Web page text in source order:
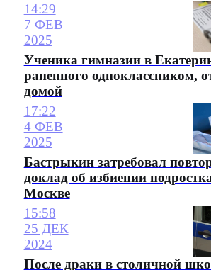
14:29
7 ФЕВ
2025
Ученика гимназии в
раненного одноклассником,
домой
17:22
4 ФЕВ
2025
Бастрыкин затребовал
доклад об избиении
Москве
15:58
25 ДЕК
2024
После драки в столичной